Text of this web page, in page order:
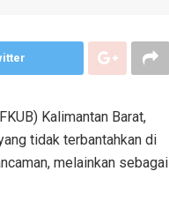
Kalimantan Barat,
tidak terbantahkan di
melainkan sebagai